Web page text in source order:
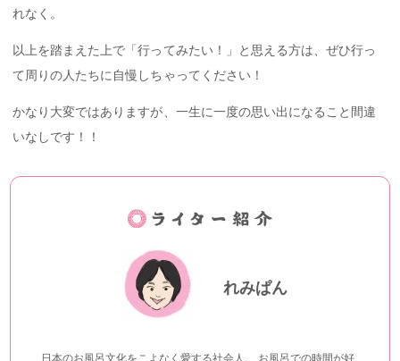
れなく。
以上を踏まえた上で「行ってみたい！」と思える方は、ぜひ行っ
て周りの人たちに自慢しちゃってください！
かなり大変ではありますが、一生に一度の思い出になること間違
いなしです！！
れみぱん